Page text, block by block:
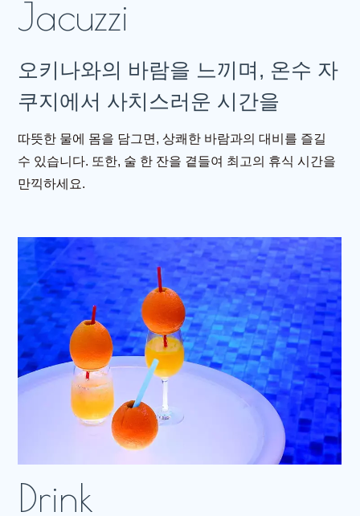
오키나와의 바람을 느끼며, 온수 자
쿠지에서 사치스러운 시간을
따뜻한 물에 몸을 담그면, 상쾌한 바람과의 대비를 즐길
수 있습니다. 또한, 술 한 잔을 곁들여 최고의 휴식 시간을
만끽하세요.